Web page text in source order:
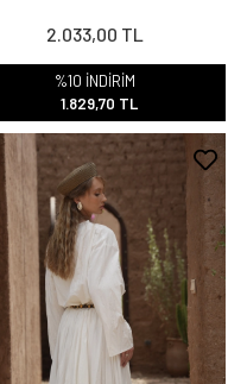
2.033,00 TL
%10 İNDİRİM
1.829,70 TL